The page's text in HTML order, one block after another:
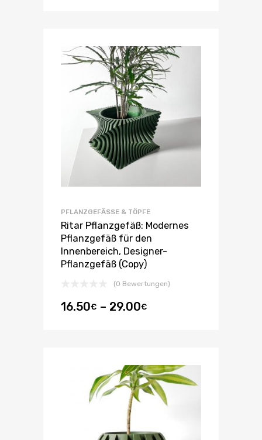
PFLANZGEFÄSSE & TÖPFE
Ritar Pflanzgefäß: Modernes
Pflanzgefäß für den
Innenbereich, Designer-
Pflanzgefäß (Copy)
(0 Bewertungen)
16.50€ – 29.00€